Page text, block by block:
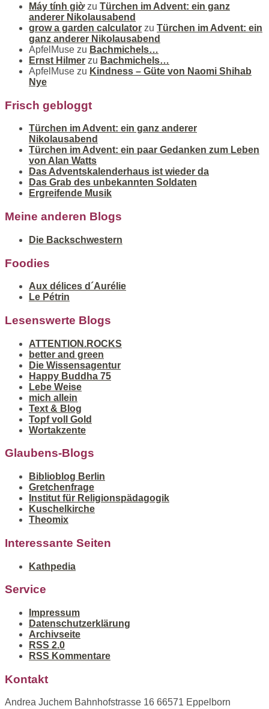
Máy tính giờzu Türchen im Advent: ein ganz
anderer Nikolausabend
grow a garden calculator zu Türchen im Advent: ein
ganz anderer Nikolausabend
ApfelMuse zu Bachmichels…
Ernst Hilmer zu Bachmichels…
ApfelMuse zu Kindness – Güte von Naomi Shihab
Nye
Frisch gebloggt
Türchen im Advent: ein ganz anderer
Nikolausabend
Türchen im Advent: ein paar Gedanken zum Leben
von Alan Watts
Das Adventskalenderhaus ist wieder da
Das Grab des unbekannten Soldaten
Ergreifende Musik
Meine anderen Blogs
Die Backschwestern
Foodies
Aux délices d´Aurélie
Le Pétrin
Lesenswerte Blogs
ATTENTION.ROCKS
better and green
Die Wissensagentur
Happy Buddha 75
Lebe Weise
mich allein
Text & Blog
Topf voll Gold
Wortakzente
Glaubens-Blogs
Biblioblog Berlin
Gretchenfrage
Institut für Religionspädagogik
Kuschelkirche
Theomix
Interessante Seiten
Kathpedia
Service
Impressum
Datenschutzerklärung
Archivseite
RSS 2.0
RSS Kommentare
Kontakt
Andrea Juchem Bahnhofstrasse 16 66571 Eppelborn